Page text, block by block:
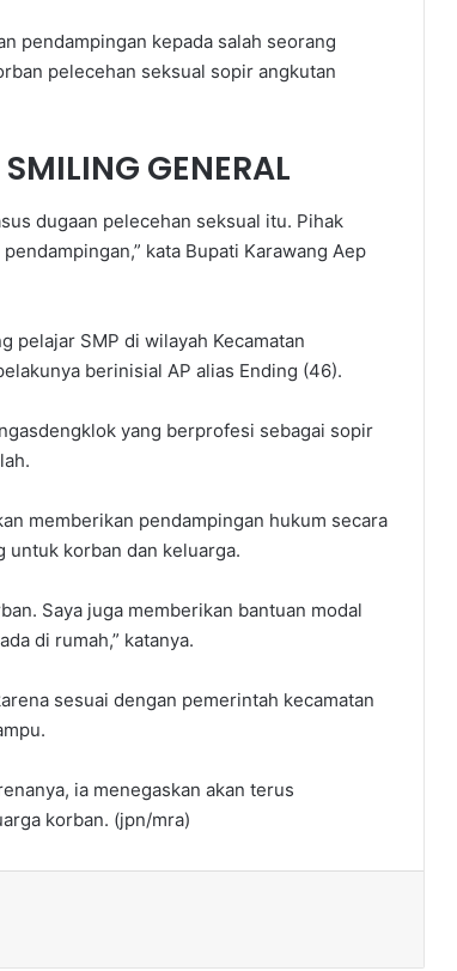
pendampingan kepada salah seorang
pelecehan seksual sopir angkutan
GENERAL
dugaan pelecehan seksual itu. Pihak
kata Bupati Karawang Aep
pelajar SMP di wilayah Kecamatan
berinisial AP alias Ending (46).
yang berprofesi sebagai sopir
memberikan pendampingan hukum secara
untuk korban dan keluarga.
Saya juga memberikan bantuan modal
di rumah,” katanya.
sesuai dengan pemerintah kecamatan
ia menegaskan akan terus
korban. (jpn/mra)